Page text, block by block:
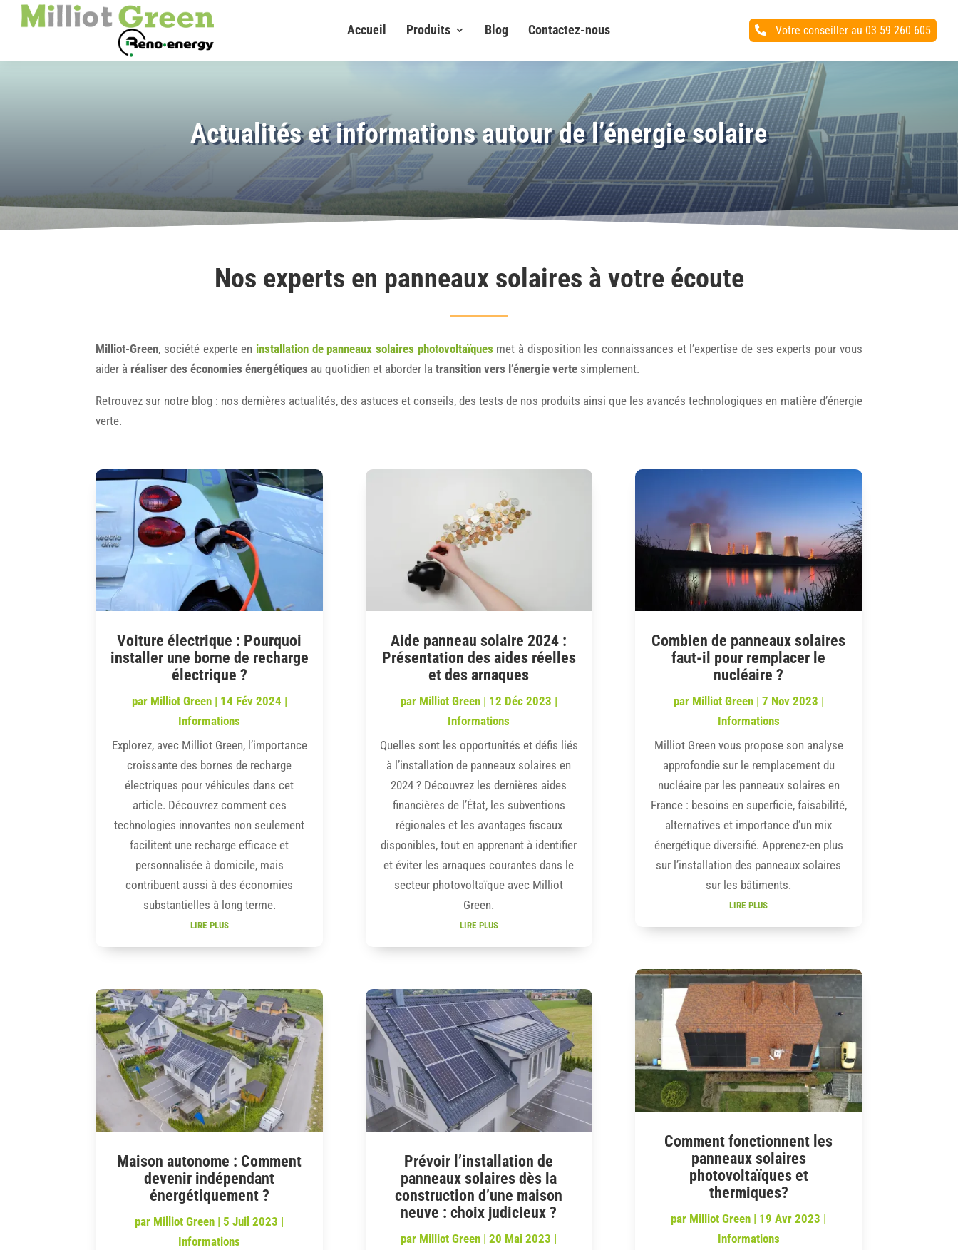
Accueil Produits Blog Contactez-nous  Votre conseiller au 03 59 260 605
Actualités et informations autour de l’énergie solaire
Nos experts en panneaux solaires à votre écoute
Milliot-Green, société experte en installation de panneaux solaires photovoltaïques met à disposition les connaissances et l’expertise de ses experts pour vous
aider à réaliser des économies énergétiques au quotidien et aborder la transition vers l’énergie verte simplement.
Retrouvez sur notre blog : nos dernières actualités, des astuces et conseils, des tests de nos produits ainsi que les avancés technologiques en matière d’énergie
verte.
Voiture électrique : Pourquoi
installer une borne de recharge
électrique ?
par Milliot Green| 14 Fév 2024 |
Informations
Explorez, avec Milliot Green, l’importance
croissante des bornes de recharge
électriques pour véhicules dans cet
article. Découvrez comment ces
technologies innovantes non seulement
facilitent une recharge efficace et
personnalisée à domicile, mais
contribuent aussi à des économies
substantielles à long terme.
lire plus
Maison autonome : Comment
devenir indépendant
énergétiquement ?
par Milliot Green |5 Juil 2023 |
Informations
Aide panneau solaire 2024 :
Présentation des aides réelles
et des arnaques
par Milliot Green| 12 Déc 2023 |
Informations
Quelles sont les opportunités et défis liés
à l’installation de panneaux solaires en
2024 ? Découvrez les dernières aides
financières de l’État, les subventions
régionales et les avantages fiscaux
disponibles, tout en apprenant à identifier
et éviter les arnaques courantes dans le
secteur photovoltaïque avec Milliot
Green.
lire plus
Prévoir l’installation de
panneaux solaires dès la
construction d’une maison
neuve : choix judicieux ?
par Milliot Green |20 Mai 2023 |
Combien de panneaux solaires
faut-il pour remplacer le
nucléaire ?
par Milliot Green| 7 Nov 2023 |
Informations
Milliot Green vous propose son analyse
approfondie sur le remplacement du
nucléaire par les panneaux solaires en
France : besoins en superficie, faisabilité,
alternatives et importance d’un mix
énergétique diversifié. Apprenez-en plus
sur l’installation des panneaux solaires
sur les bâtiments.
lire plus
Comment fonctionnent les
panneaux solaires
photovoltaïques et
thermiques?
par Milliot Green | 19 Avr 2023 |
Informations